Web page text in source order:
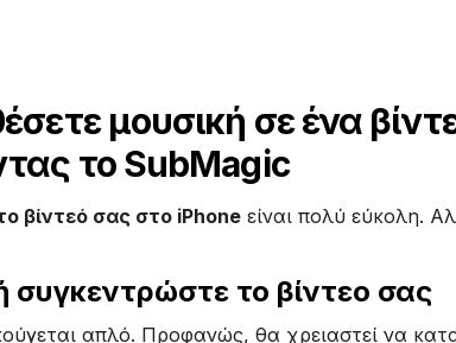
μουσική σε ένα
το SubMagic
βίντεό σας στο iPhone είναι πολύ εύκολη.
το βίντεο σας
απλό. Προφανώς, θα χρειαστεί να